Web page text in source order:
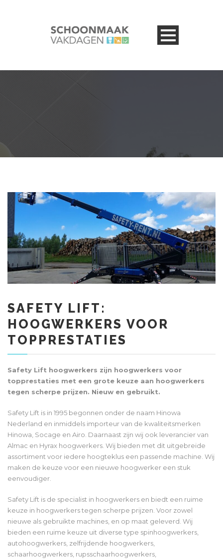
SAFETY LIFT:
HOOGWERKERS VOOR
TOPPRESTATIES
Safety Lift hoogwerkers zijn hoogwerkers voor
topprestaties met een grote keuze aan hoogwerkers
tegen scherpe prijzen. Nieuw en gebruikt.
Safety Lift is in 1995 begonnen onder de naam Hinowa
Nederland en inmiddels importeur van de kwaliteitsmerken
Hinowa, Socage en Airo. Daarnaast zijn wij ook leverancier van
Almac en Hyrax hoogwerkers. Wij bieden met dit uitgebreide
assortiment voor iedere hoogteklus een passende machine. Wij
maken de keuze voor een nieuwe hoogwerker een stuk
eenvoudiger.
Safety Lift is de specialist in hoogwerkers en biedt een ruime
keuze in hoogwerkers tegen scherpe prijzen. Voor zowel
nieuwe als gebruikte machines, en op maat geleverd. Wij
bieden een ruime keuze uit diverse type spinhoogwerkers,
autohoogwerkers, zelfrijdende hoogwerkers,
schaarhoogwerkers, rupsschaarhoogwerkers,